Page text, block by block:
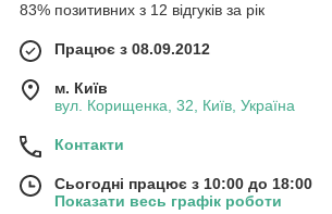
83% позитивних з 12 відгуків за рік
Працює з 08.09.2012
м. Київ
вул. Корищенка, 32, Київ, Україна
Контакти
Сьогодні працює з 10:00 до 18:00
Показати весь графік роботи